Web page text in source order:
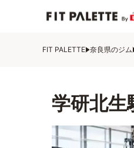
FIT PALETTE 奈良県のジム
学研北生